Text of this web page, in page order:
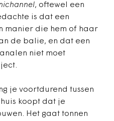
, oftewel een
is dat een
manier die hem of haar
de balie, en dat een
niet moet
je voortdurend tussen
koopt dat je
Het gaat tonnen